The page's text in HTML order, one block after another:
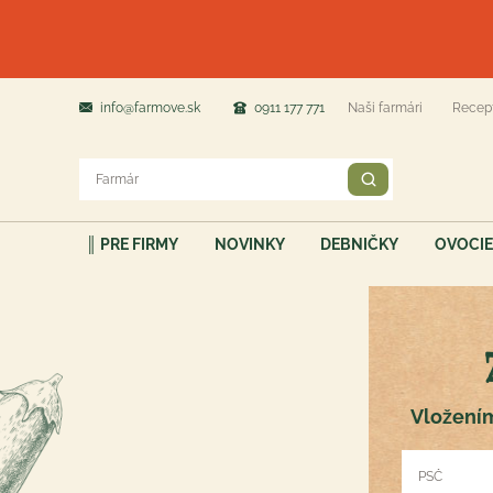
info@farmove.sk 0911 177 771 Naši farmári
║ PRE FIRMY NOVINKY DEBNIČKY